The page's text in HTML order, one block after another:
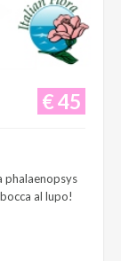
€ 45
phalaenopsys
al lupo!